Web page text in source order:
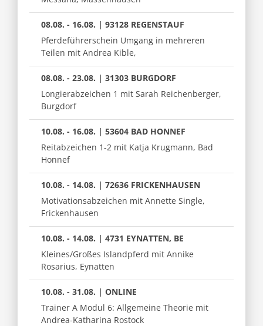
08.08. - 16.08. | 93128 REGENSTAUF
Pferdeführerschein Umgang in mehreren
Teilen mit Andrea Kible,
08.08. - 23.08. | 31303 BURGDORF
Longierabzeichen 1 mit Sarah Reichenberger,
Burgdorf
10.08. - 16.08. | 53604 BAD HONNEF
Reitabzeichen 1-2 mit Katja Krugmann, Bad
Honnef
10.08. - 14.08. | 72636 FRICKENHAUSEN
Motivationsabzeichen mit Annette Single,
Frickenhausen
10.08. - 14.08. | 4731 EYNATTEN, BE
Kleines/Großes Islandpferd mit Annike
Rosarius, Eynatten
10.08. - 31.08. | ONLINE
Trainer A Modul 6: Allgemeine Theorie mit
Andrea-Katharina Rostock